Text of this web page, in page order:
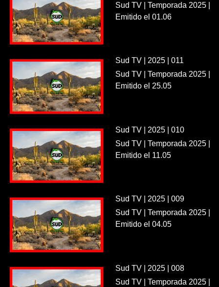
Sud TV | Temporada 2025 |
Emitido el 01.06
Sud TV | 2025 | 011
Sud TV | Temporada 2025 |
Emitido el 25.05
Sud TV | 2025 | 010
Sud TV | Temporada 2025 |
Emitido el 11.05
Sud TV | 2025 | 009
Sud TV | Temporada 2025 |
Emitido el 04.05
Sud TV | 2025 | 008
Sud TV | Temporada 2025 |